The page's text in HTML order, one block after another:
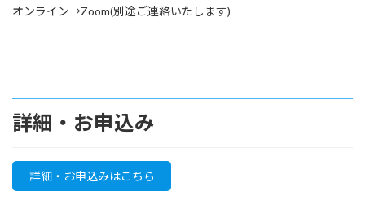
オンライン→Zoom(別途ご連絡いたします)
詳細・お申込み
詳細・お申込みはこちら